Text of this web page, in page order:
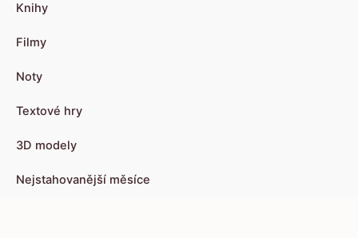
Knihy
Filmy
Noty
Textové hry
3D modely
Nejstahovanější měsíce